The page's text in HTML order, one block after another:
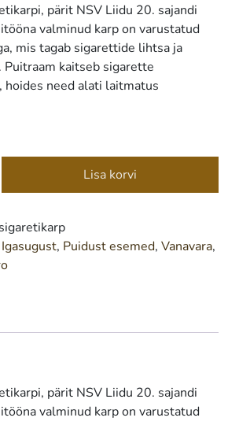
pärit NSV Liidu 20. sajandi
valminud karp on varustatud
mis tagab sigarettide lihtsa ja
kaitseb sigarette
need alati laitmatus
Lisa korvi
Igasugust, Puidust esemed, Vanavara,
pärit NSV Liidu 20. sajandi
valminud karp on varustatud